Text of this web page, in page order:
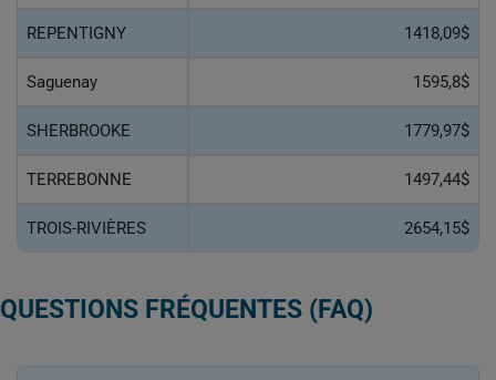
REPENTIGNY 1418,09$
Saguenay 1595,8$
SHERBROOKE 1779,97$
TERREBONNE 1497,44$
TROIS-RIVIÈRES 2654,15$
QUESTIONS FRÉQUENTES (FAQ)